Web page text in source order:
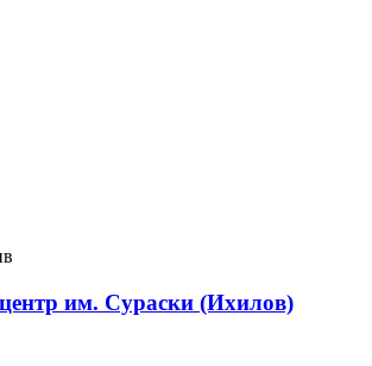
им. Сураски (Ихилов)